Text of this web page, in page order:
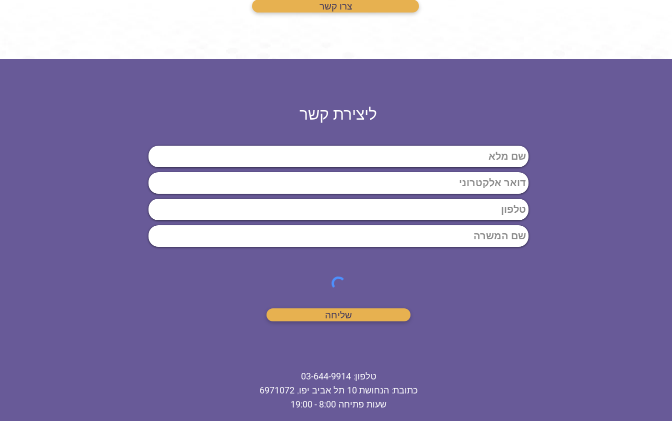
צרו קשר
ליצירת קשר
טלפון:
03-644-9914
כתובת: הנחושת תל אביב יפו, 6971072
שעות פתיחה 8:00 - 19:00
שליחה